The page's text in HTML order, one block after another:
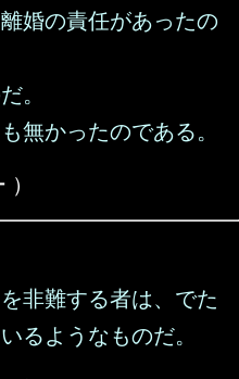
婚の責任があったの
。
無かったのである。
非難する者は、でた
るようなものだ。